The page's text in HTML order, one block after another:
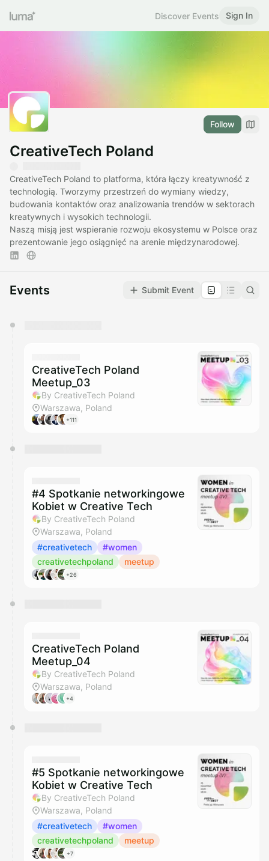
Discover Events Sign In
Follow
CreativeTech Poland
CreativeTech Poland to platforma, która łączy kreatywność z
technologią. Tworzymy przestrzeń do wymiany wiedzy,
budowania kontaktów oraz analizowania trendów w sektorach
kreatywnych i wysokich technologii.
Naszą misją jest wspieranie rozwoju ekosystemu w Polsce oraz
prezentowanie jego osiągnięć na arenie międzynarodowej.
Events Submit Event
They will show up on the schedule once approved
CreativeTech Poland
Meetup_03
By CreativeTech Poland
Warszawa, Poland
+111
#4 Spotkanie networkingowe
Kobiet w Creative Tech
By CreativeTech Poland
Warszawa, Poland
#creativetech
#women
creativetechpoland
meetup
+26
CreativeTech Poland
Meetup_04
By CreativeTech Poland
Warszawa, Poland
+4
#5 Spotkanie networkingowe
Kobiet w Creative Tech
By CreativeTech Poland
Warszawa, Poland
#creativetech
#women
creativetechpoland
meetup
+7